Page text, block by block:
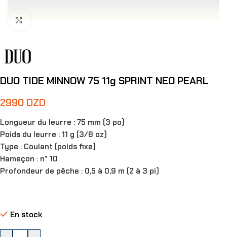
DUO TIDE MINNOW 75 11g SPRINT NEO PEARL
2990 DZD
Longueur du leurre : 75 mm (3 po)
Poids du leurre : 11 g (3/8 oz)
Type : Coulant (poids fixe)
Hameçon : n° 10
Profondeur de pêche : 0,5 à 0,9 m (2 à 3 pi)
En stock